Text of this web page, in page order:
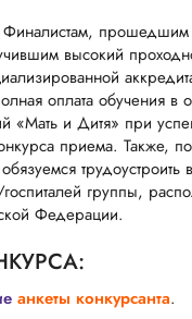
Финалистам, прошедшим
высокий
оплата обучения в
«Мать и Дитя» при
приема. Также,
трудоустроить
группы,
Федерации.
анкеты конкурсанта.